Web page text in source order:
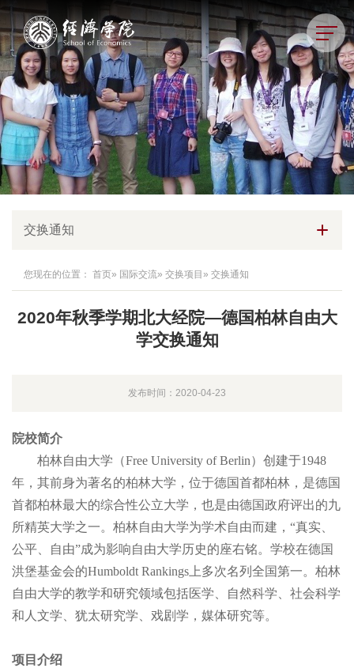
交换通知
您现在的位置： 首页» 国际交流» 交换项目 » 交换通知
2020年秋季学期北大经院—德国柏林自由大
学交换通知
发布时间：2020-04-23
院校简介
柏林自由大学（Free University of Berlin）创建于1948
年，其前身为著名的柏林大学，位于德国首都柏林，是德国
首都柏林最大的综合性公立大学，也是由德国政府评出的九
所精英大学之一。柏林自由大学为学术自由而建，“真实、
公平、自由”成为影响自由大学历史的座右铭。学校在德国
洪堡基金会的Humboldt Rankings上多次名列全国第一。柏林
自由大学的教学和研究领域包括医学、自然科学、社会科学
和人文学、犹太研究学、戏剧学，媒体研究等。
项目介绍